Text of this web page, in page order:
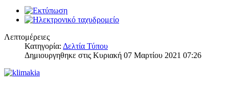
Λεπτομέρειες
Κατηγορία: Δελτία Τύπου
Δημιουργηθηκε στις Κυριακή 07 Μαρτίου 2021 07:26